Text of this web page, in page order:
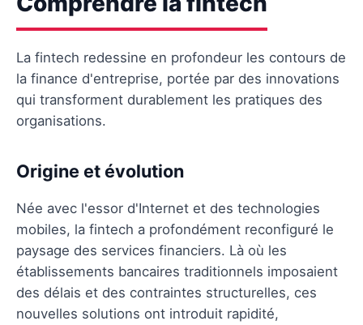
La fintech redessine en profondeur les contours de
la finance d'entreprise, portée par des innovations
qui transforment durablement les pratiques des
organisations.
Origine et évolution
Née avec l'essor d'Internet et des technologies
mobiles, la fintech a profondément reconfiguré le
paysage des services financiers. Là où les
établissements bancaires traditionnels imposaient
des délais et des contraintes structurelles, ces
nouvelles solutions ont introduit rapidité,